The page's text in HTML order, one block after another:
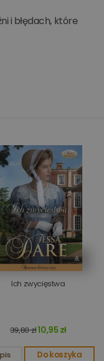
i błędach, które
Ich zwycięstwa
39,80 zł10,95 zł
Do koszyka